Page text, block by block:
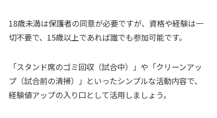
18歳未満は保護者の同意が必要ですが、資格や経験は一
切不要で、15歳以上であれば誰でも参加可能です。
「スタンド席のゴミ回収（試合中）」や「クリーンアッ
プ（試合前の清掃）」といったシンプルな活動内容で、
経験値アップの入り口として活用しましょう。